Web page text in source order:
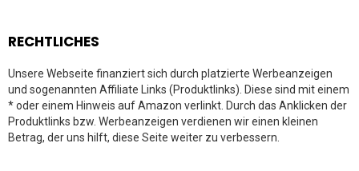
RECHTLICHES
Unsere Webseite finanziert sich durch platzierte Werbeanzeigen
und sogenannten Affiliate Links (Produktlinks). Diese sind mit einem
* oder einem Hinweis auf Amazon verlinkt. Durch das Anklicken der
Produktlinks bzw. Werbeanzeigen verdienen wir einen kleinen
Betrag, der uns hilft, diese Seite weiter zu verbessern.